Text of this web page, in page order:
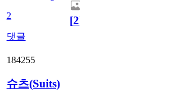
2
댓글
[2]
184255
슈츠(Suits)